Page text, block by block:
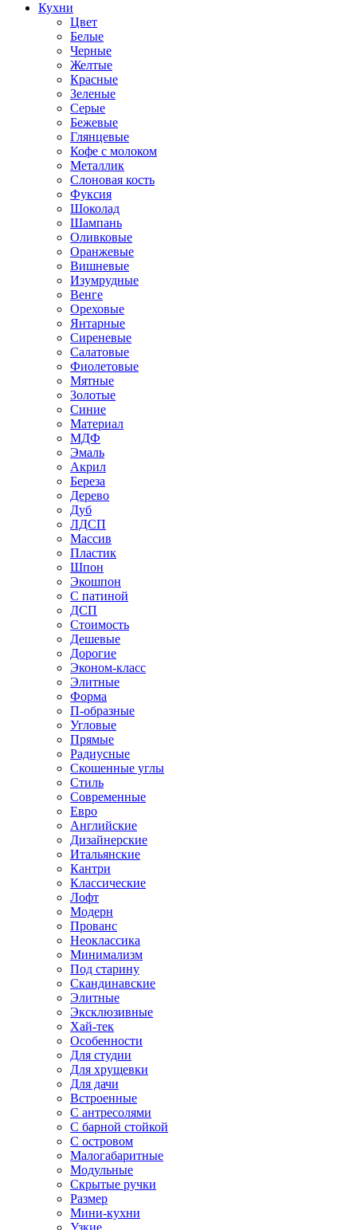
Кухни
Цвет
Белые
Черные
Желтые
Красные
Зеленые
Серые
Бежевые
Глянцевые
Кофе с молоком
Металлик
Слоновая кость
Фуксия
Шоколад
Шампань
Оливковые
Оранжевые
Вишневые
Изумрудные
Венге
Ореховые
Янтарные
Сиреневые
Салатовые
Фиолетовые
Мятные
Золотые
Синие
Материал
МДФ
Эмаль
Акрил
Береза
Дерево
Дуб
ЛДСП
Массив
Пластик
Шпон
Экошпон
С патиной
ДСП
Стоимость
Дешевые
Дорогие
Эконом-класс
Элитные
Форма
П-образные
Угловые
Прямые
Радиусные
Скошенные углы
Стиль
Современные
Евро
Английские
Дизайнерские
Итальянские
Кантри
Классические
Лофт
Модерн
Прованс
Неоклассика
Минимализм
Под старину
Скандинавские
Элитные
Эксклюзивные
Хай-тек
Особенности
Для студии
Для хрущевки
Для дачи
Встроенные
С антресолями
С барной стойкой
С островом
Малогабаритные
Модульные
Скрытые ручки
Размер
Мини-кухни
Узкие